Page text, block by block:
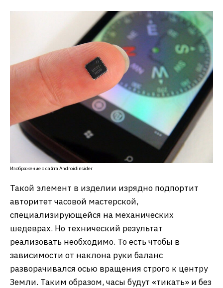
Изображение с сайта Androidinsider
Такой элемент в изделии изрядно подпортит
авторитет часовой мастерской,
специализирующейся на механических
шедеврах. Но технический результат
реализовать необходимо. То есть чтобы в
зависимости от наклона руки баланс
разворачивался осью вращения строго к центру
Земли. Таким образом, часы будут «тикать» и без